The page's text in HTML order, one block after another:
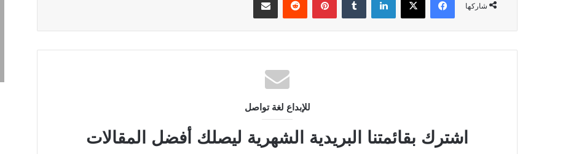
شاركها
للإبداع لغة تواصل
اشترك بقائمتنا البريدية الشهرية ليصلك أفضل المقالات